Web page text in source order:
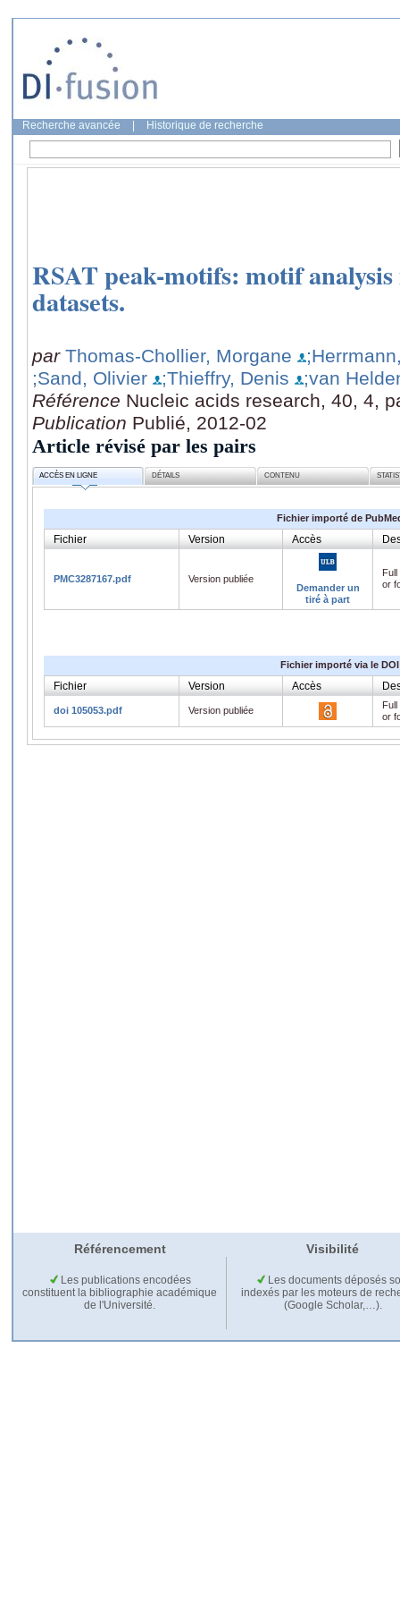
Recherche avancée Historique de recherche
RSAT peak-motifs: motif
datasets.
par Thomas-Chollier, Morgane
;Sand, Olivier
;Thieffry, Denis
;van
Référence Nucleic acids research, 40, 4,
Publication Publié, 2012-02
Article révisé par les pairs
ACCÈS EN LIGNE DÉTAILS CONTENU
Fichier importé de
Fichier Version Accès
PMC3287167.pdf
Version publiée
Demander un
tiré à part
or
Fichier importé via le DOI
Fichier Version Accès
doi 105053.pdf Version publiée
or
Référencement Visibilité
Les publications encodées
constituent la bibliographie académique
de l'Université.
Les documents déposés
indexés par les moteurs de
(Google Scholar,…).